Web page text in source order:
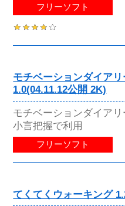
フリーソフト
モチベーションダイア
1.0(04.11.12公開 2K)
モチベーションダイア
小言把握で利用
フリーソフト
てくてくウォーキング